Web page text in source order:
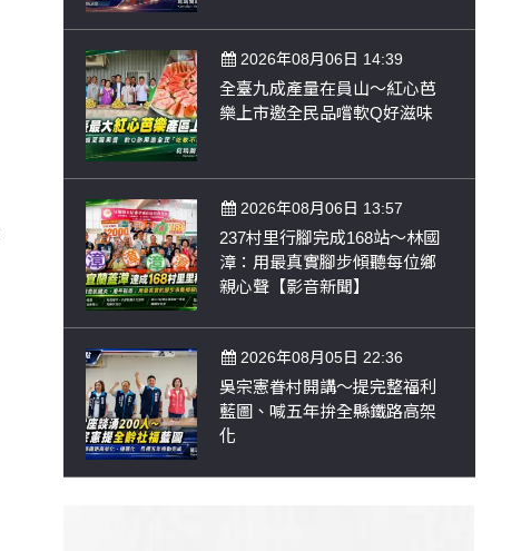
2026年08月06日 14:39
全臺九成產量在員山～紅心芭
樂上市邀全民品嚐軟Q好滋味
2026年08月06日 13:57
237村里行腳完成168站～林國
漳：用最真實腳步傾聽每位鄉
親心聲【影音新聞】
2026年08月05日 22:36
吳宗憲眷村開講～提完整福利
藍圖、喊五年拚全縣鐵路高架
化